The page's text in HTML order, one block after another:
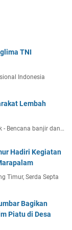
TNI
Indonesia
Lembah
- Bencana banjir dan…
Hadiri Kegiatan
Timur, Serda Septa
Bagikan
Piatu di Desa